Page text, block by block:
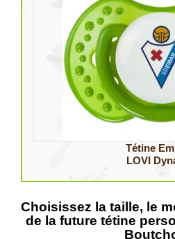
Tétine
LOVI
Choisissez la taille, le
de la future tétine